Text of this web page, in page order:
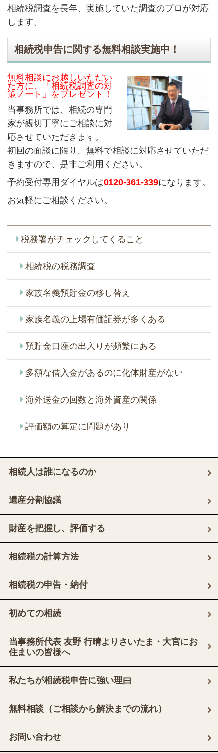
相続税調査を長年、実施していた調査のプロが対応
します。
相続税申告に関する無料相談実施中！
無料相談にお越しいただい
た方に、「相続税調査の対
策ノート」をプレゼント！
当事務所では、相続の専門
家が親切丁寧にご相談に対
応させていただきます。
初回の面談に限り、無料で相談に対応させていただ
きますので、是非ご利用ください。
予約受付専用ダイヤルは0120-361-339になります。
お気軽にご相談ください。
税務署がチェックしてくること
相続税の税務調査
家族名義預貯金の移し替え
家族名義の上場有価証券が多くある
預貯金口座の出入りが頻繁にある
多額な借入金があるのに化体財産がない
海外送金の回数と海外資産の関係
評価額の算定に問題があり
相続人は誰になるのか
遺産分割協議
財産を把握し、評価する
相続税の計算方法
相続税の申告・納付
初めての相続
当事務所代表 友野 行晴よりさいたま・大宮にお
住まいの皆様へ
私たちが相続税申告に強い理由
無料相談（ご相談から解決までの流れ）
お問い合わせ